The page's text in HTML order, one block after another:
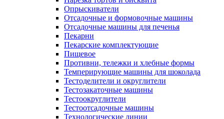
Опрыскиватели
Отсадочные и формовочные машины
Отсадочные машины для печенья
Пекарни
Пекарские комплектующие
Пищевое
Противни, тележки и хлебные формы
Темперирующие машины для шоколада
Тестоделители и округлители
Тестозакаточные машины
Тестоокруглители
Тестоотсадочные машины
Технологические линии